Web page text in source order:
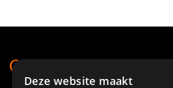
Contact
Deze website maakt